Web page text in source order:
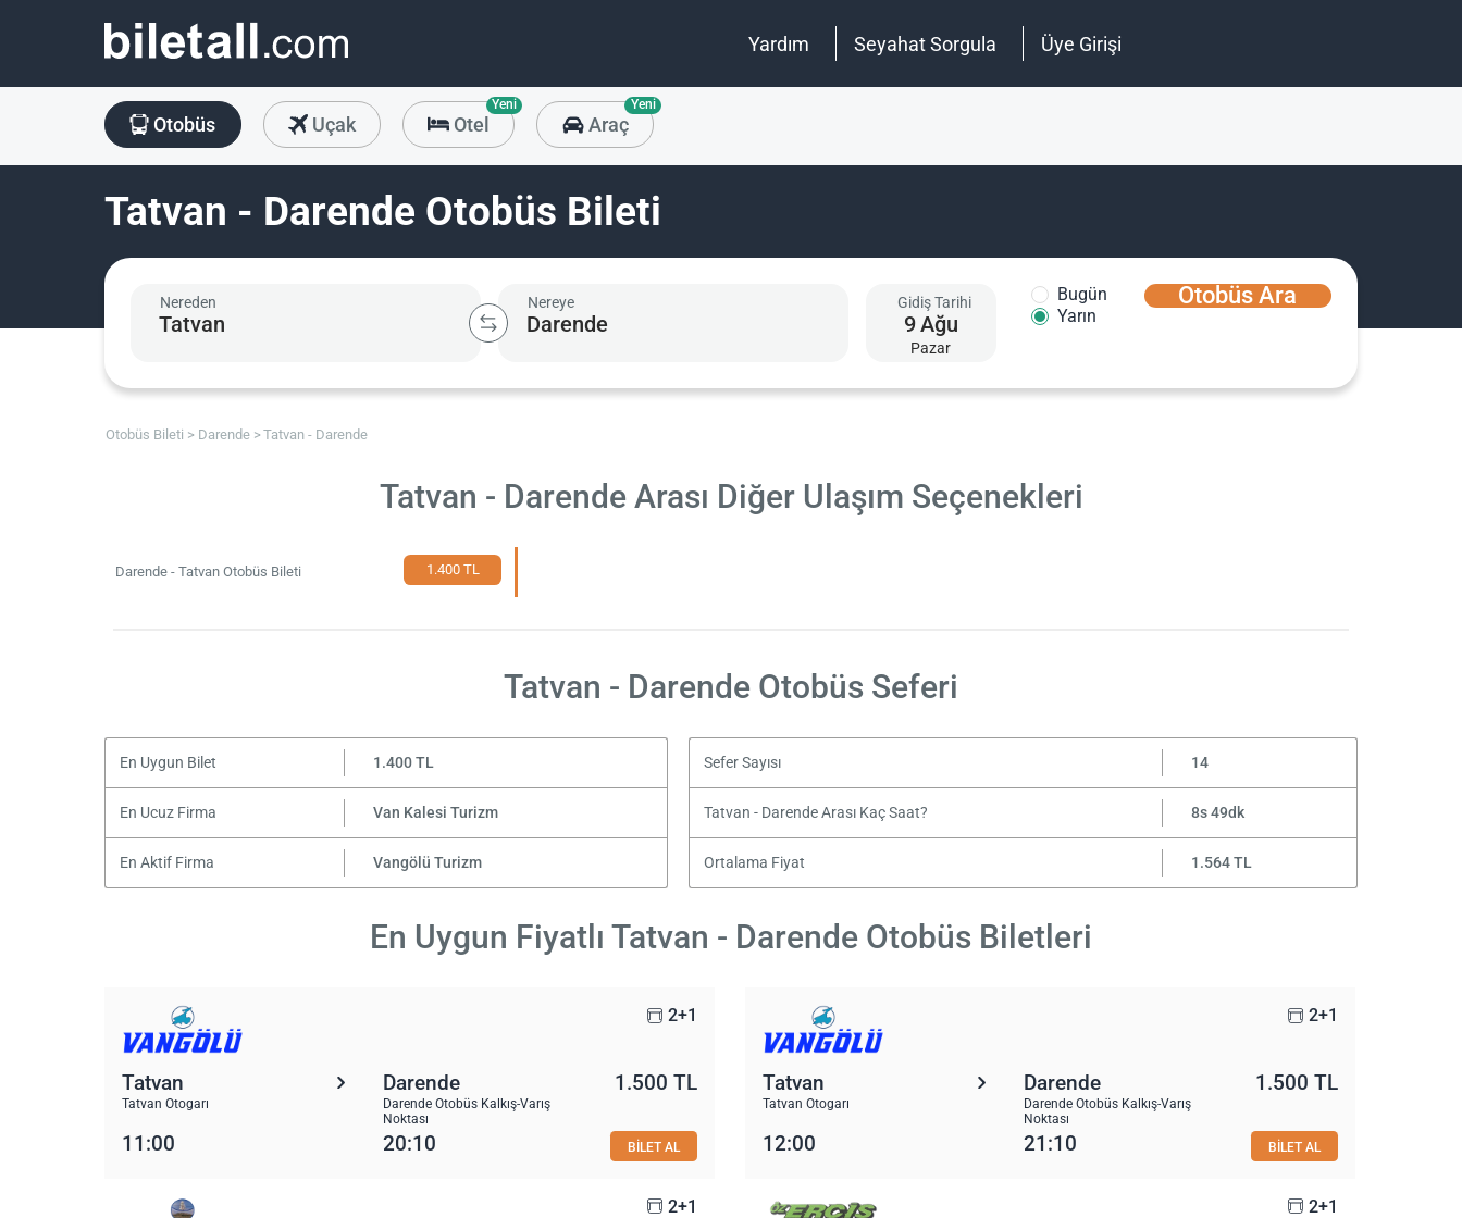
Yardım Seyahat Sorgula Üye Girişi
Otobüs Uçak Otel
Yeni
Araç
Yeni
Tatvan - Darende Otobüs Bileti
Nereden Nereye Gidiş Tarihi
9Ağu
Pazar
Bugün
Yarın
Otobüs Ara
Otobüs Bileti Darende Tatvan - Darende
Tatvan - Darende Arası Diğer Ulaşım Seçenekleri
Darende - Tatvan Otobüs Bileti 1.400 TL
Tatvan - Darende Otobüs Seferi
En Uygun Bilet 1.400 TL Sefer Sayısı 14
En Ucuz Firma Van Kalesi Turizm Tatvan - Darende Arası Kaç Saat? 8s 49dk
En Aktif Firma Vangölü Turizm Ortalama Fiyat 1.564 TL
En Uygun Fiyatlı Tatvan - Darende Otobüs Biletleri
2+1
Tatvan
Tatvan Otogarı
Darende
Darende Otobüs Kalkış-Varış
Noktası
1.500 TL
11:00 20:10 BİLET AL
2+1
Tatvan
Tatvan Otogarı
Darende
Darende Otobüs Kalkış-Varış
Noktası
1.500 TL
12:00 21:10 BİLET AL
2+1 2+1